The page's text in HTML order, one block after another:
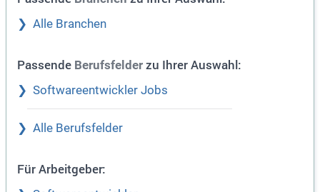
Alle Branchen
Passende Berufsfelder zu Ihrer Auswahl:
Softwareentwickler Jobs
Alle Berufsfelder
Für Arbeitgeber: